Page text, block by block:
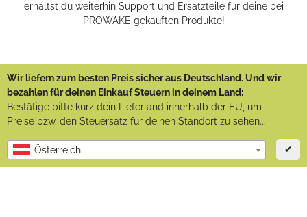
erhältst du weiterhin Support und Ersatzteile für deine bei
PROWAKE gekauften Produkte!
Wir liefern zum besten Preis sicher aus Deutschland. Und wir
bezahlen für deinen Einkauf Steuern in deinem Land:
Bestätige bitte kurz dein Lieferland innerhalb der EU, um
Preise bzw. den Steuersatz für deinen Standort zu sehen...
Österreich ✔